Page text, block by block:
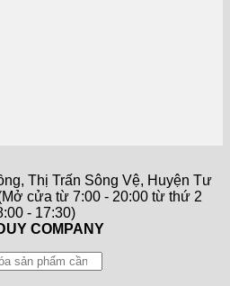
Thị Trấn Sông Vệ, Huyện Tư
cửa từ 7:00 - 20:00 từ thứ 2
- 17:30)
COMPANY